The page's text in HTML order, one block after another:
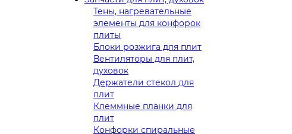
Тены, нагревательные
элементы для конфорок
плиты
Блоки розжига для плит
Вентиляторы для плит,
духовок
Держатели стекол для
плит
Клеммные планки для
плит
Конфорки спиральные